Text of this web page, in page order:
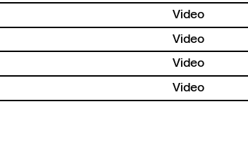
Video
Video
Video
Video